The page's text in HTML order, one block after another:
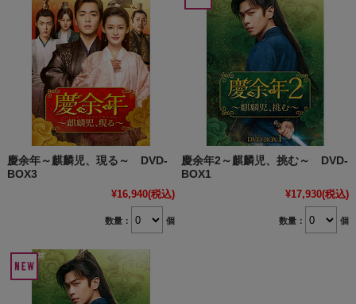
慶余年～麒麟児、現る～ DVD-
BOX3
¥16,940(税込)
数量： 個
慶余年2～麒麟児、挑む～ DVD-
BOX1
¥17,930(税込)
数量： 個